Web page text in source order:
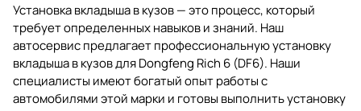
Установка вкладыша в кузов — это процесс, который
требует определенных навыков и знаний. Наш
автосервис предлагает профессиональную установку
вкладыша в кузов для Dongfeng Rich 6 (DF6). Наши
специалисты имеют богатый опыт работы с
автомобилями этой марки и готовы выполнить установку